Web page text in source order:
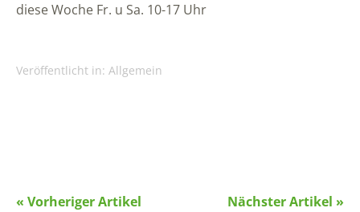
diese Woche Fr. u Sa. 10-17 Uhr
Veröffentlicht in: Allgemein
Nächster Artikel »
« Vorheriger Artikel